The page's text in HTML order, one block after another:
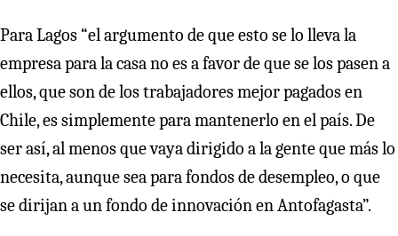
Para Lagos “el argumento de que esto se lo lleva la
empresa para la casa no es a favor de que se los pasen a
ellos, que son de los trabajadores mejor pagados en
Chile, es simplemente para mantenerlo en el país. De
ser así, al menos que vaya dirigido a la gente que más lo
necesita, aunque sea para fondos de desempleo, o que
se dirijan a un fondo de innovación en Antofagasta”.